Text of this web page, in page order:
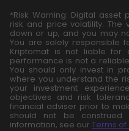
*Risk Warning: Digital
risk and price volatility.
down or up, and you may
You are solely responsible
Kriptomat is not liable for
performance is not a
You should only invest in
where you understand the
your investment
objectives and risk
financial adviser prior to
should not be construed
information, see our Terms of